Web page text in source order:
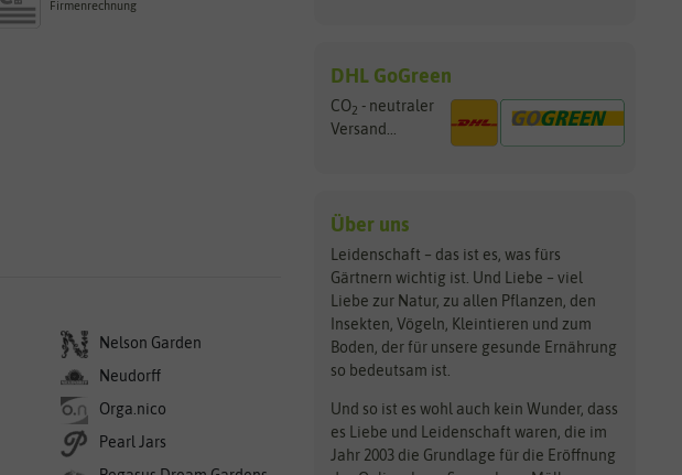
Firmenrechnung
Nelson Garden
Neudorff
Orga.nico
Pearl Jars
DHL GoGreen
CO2 - neutraler
Versand...
Über uns
Leidenschaft – das ist es, was fürs
Gärtnern wichtig ist. Und Liebe – viel
Liebe zur Natur, zu allen Pflanzen, den
Insekten, Vögeln, Kleintieren und zum
Boden, der für unsere gesunde Ernährung
so bedeutsam ist.
Und so ist es wohl auch kein Wunder, dass
es Liebe und Leidenschaft waren, die im
Jahr 2003 die Grundlage für die Eröffnung